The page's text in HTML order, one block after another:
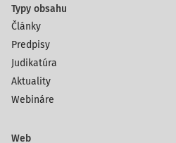
Typy obsahu
Články
Predpisy
Judikatúra
Aktuality
Webináre
Web